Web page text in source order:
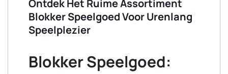
Ontdek Het Ruime Assortiment
Blokker Speelgoed Voor Urenlang
Speelplezier
Blokker Speelgoed: